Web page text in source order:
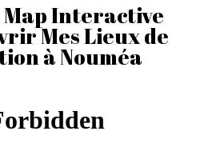
Interactive
Mes Lieux de
à Nouméa